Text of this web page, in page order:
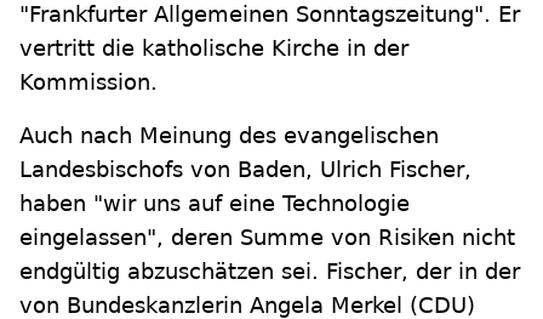
"Frankfurter Allgemeinen Sonntagszeitung". Er
vertritt die katholische Kirche in der
Kommission.
Auch nach Meinung des evangelischen
Landesbischofs von Baden, Ulrich Fischer,
haben "wir uns auf eine Technologie
eingelassen", deren Summe von Risiken nicht
endgültig abzuschätzen sei. Fischer, der in der
von Bundeskanzlerin Angela Merkel (CDU)